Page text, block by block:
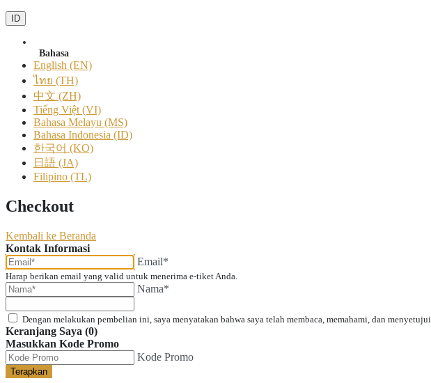
ID
Bahasa
English (EN)
ไทย (TH)
中文 (ZH)
Tiếng Việt (VI)
Bahasa Melayu (MS)
Bahasa Indonesia (ID)
한국어 (KO)
日語 (JA)
Filipino (TL)
Checkout
Kembali ke Beranda
Kontak Informasi
Email*
Harap berikan email yang valid untuk menerima e-tiket Anda.
Nama*
Dengan melakukan pembelian ini, saya menyatakan bahwa saya telah membaca, memahami, dan menyetujui
Keranjang Saya (0)
Masukkan Kode Promo
Kode Promo
Terapkan